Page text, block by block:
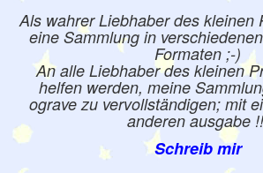
Als wahrer Liebhaber des kleinen
eine Sammlung in
Formaten ;-)
An alle Liebhaber des kleinen
helfen werden, meine
ograve zu vervollständigen; mit
anderen ausgabe
Schreib mir